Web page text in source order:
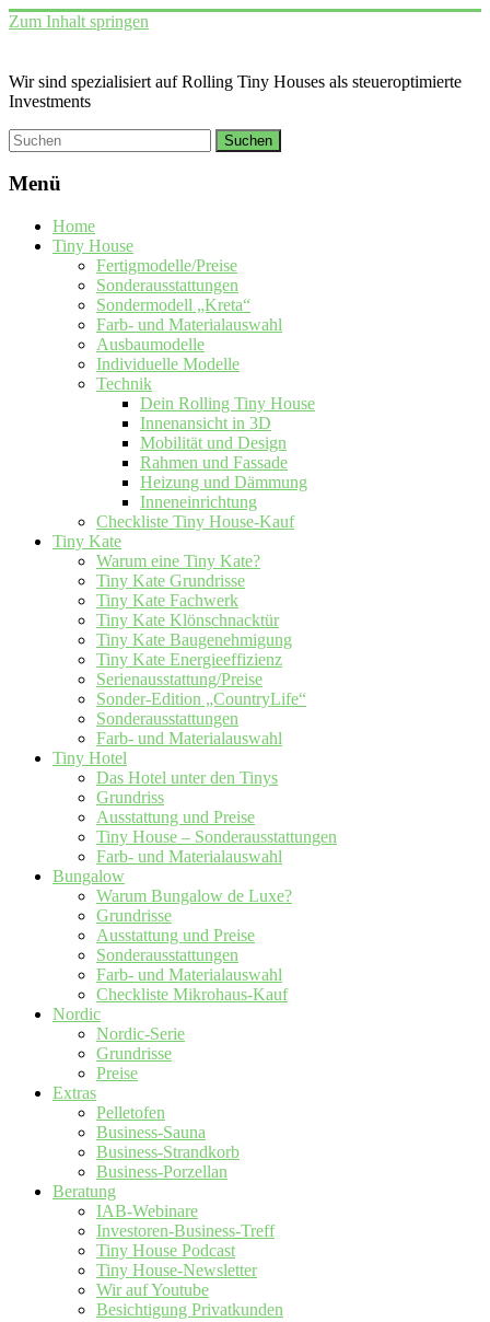
Zum Inhalt springen
Wir sind spezialisiert auf Rolling Tiny Houses als steueroptimierte
Investments
Menü
Home
Tiny House
Fertigmodelle/Preise
Sonderausstattungen
Sondermodell „Kreta“
Farb- und Materialauswahl
Ausbaumodelle
Individuelle Modelle
Technik
Dein Rolling Tiny House
Innenansicht in 3D
Mobilität und Design
Rahmen und Fassade
Heizung und Dämmung
Inneneinrichtung
Checkliste Tiny House-Kauf
Tiny Kate
Warum eine Tiny Kate?
Tiny Kate Grundrisse
Tiny Kate Fachwerk
Tiny Kate Klönschnacktür
Tiny Kate Baugenehmigung
Tiny Kate Energieeffizienz
Serienausstattung/Preise
Sonder-Edition „CountryLife“
Sonderausstattungen
Farb- und Materialauswahl
Tiny Hotel
Das Hotel unter den Tinys
Grundriss
Ausstattung und Preise
Tiny House – Sonderausstattungen
Farb- und Materialauswahl
Bungalow
Warum Bungalow de Luxe?
Grundrisse
Ausstattung und Preise
Sonderausstattungen
Farb- und Materialauswahl
Checkliste Mikrohaus-Kauf
Nordic
Nordic-Serie
Grundrisse
Preise
Extras
Pelletofen
Business-Sauna
Business-Strandkorb
Business-Porzellan
Beratung
IAB-Webinare
Investoren-Business-Treff
Tiny House Podcast
Tiny House-Newsletter
Wir auf Youtube
Besichtigung Privatkunden